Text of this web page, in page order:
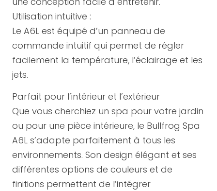
Utilisation intuitive :
Le A6L est équipé d’un panneau de
commande intuitif qui permet de régler
facilement la température, l’éclairage et les
jets.
Parfait pour l’intérieur et l’extérieur
Que vous cherchiez un spa pour votre jardin
ou pour une pièce intérieure, le Bullfrog Spa
A6L s’adapte parfaitement à tous les
environnements. Son design élégant et ses
différentes options de couleurs et de
finitions permettent de l’intégrer